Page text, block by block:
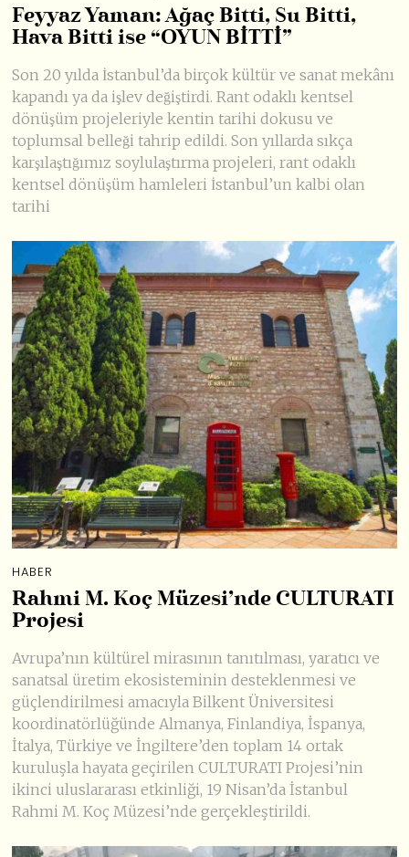
Feyyaz Yaman: Ağaç Bitti, Su Bitti,
Hava Bitti ise “OYUN BİTTİ”
Son 20 yılda İstanbul’da birçok kültür ve sanat mekânı
kapandı ya da işlev değiştirdi. Rant odaklı kentsel
dönüşüm projeleriyle kentin tarihi dokusu ve
toplumsal belleği tahrip edildi. Son yıllarda sıkça
karşılaştığımız soylulaştırma projeleri, rant odaklı
kentsel dönüşüm hamleleri İstanbul’un kalbi olan
tarihi
HABER
Rahmi M. Koç Müzesi’nde CULTURATI
Projesi
Avrupa’nın kültürel mirasının tanıtılması, yaratıcı ve
sanatsal üretim ekosisteminin desteklenmesi ve
güçlendirilmesi amacıyla Bilkent Üniversitesi
koordinatörlüğünde Almanya, Finlandiya, İspanya,
İtalya, Türkiye ve İngiltere’den toplam 14 ortak
kuruluşla hayata geçirilen CULTURATI Projesi’nin
ikinci uluslararası etkinliği, 19 Nisan’da İstanbul
Rahmi M. Koç Müzesi’nde gerçekleştirildi.